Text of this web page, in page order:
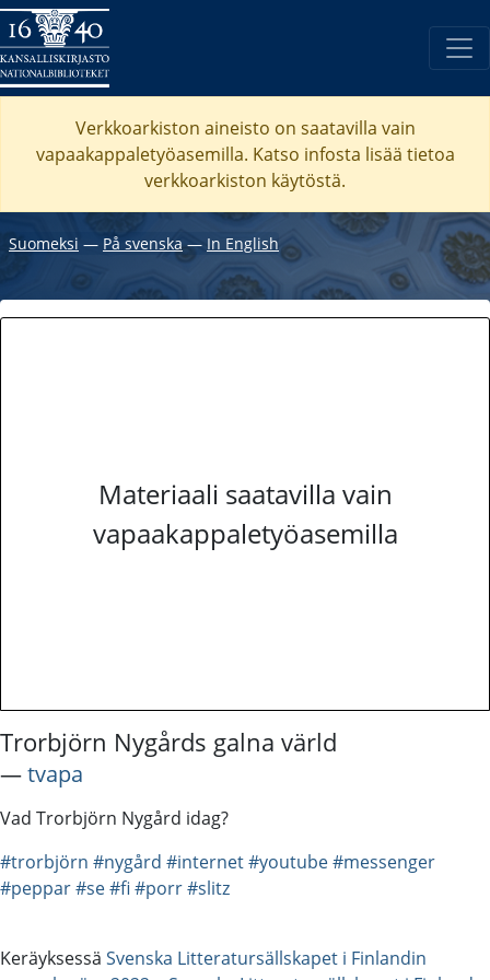
Verkkoarkiston aineisto on saatavilla vain
vapaakappaletyöasemilla. Katso infosta lisää tietoa
verkkoarkiston käytöstä.
Suomeksi ― På svenska― In English
Materiaali saatavilla vain
vapaakappaletyöasemilla
Trorbjörn Nygårds galna värld
―tvapa
Vad Trorbjörn Nygård idag?
#trorbjörn #nygård #internet#youtube#messenger
#peppar#se#fi #porr#slitz
Keräyksessä Svenska Litteratursällskapet i Finlandin